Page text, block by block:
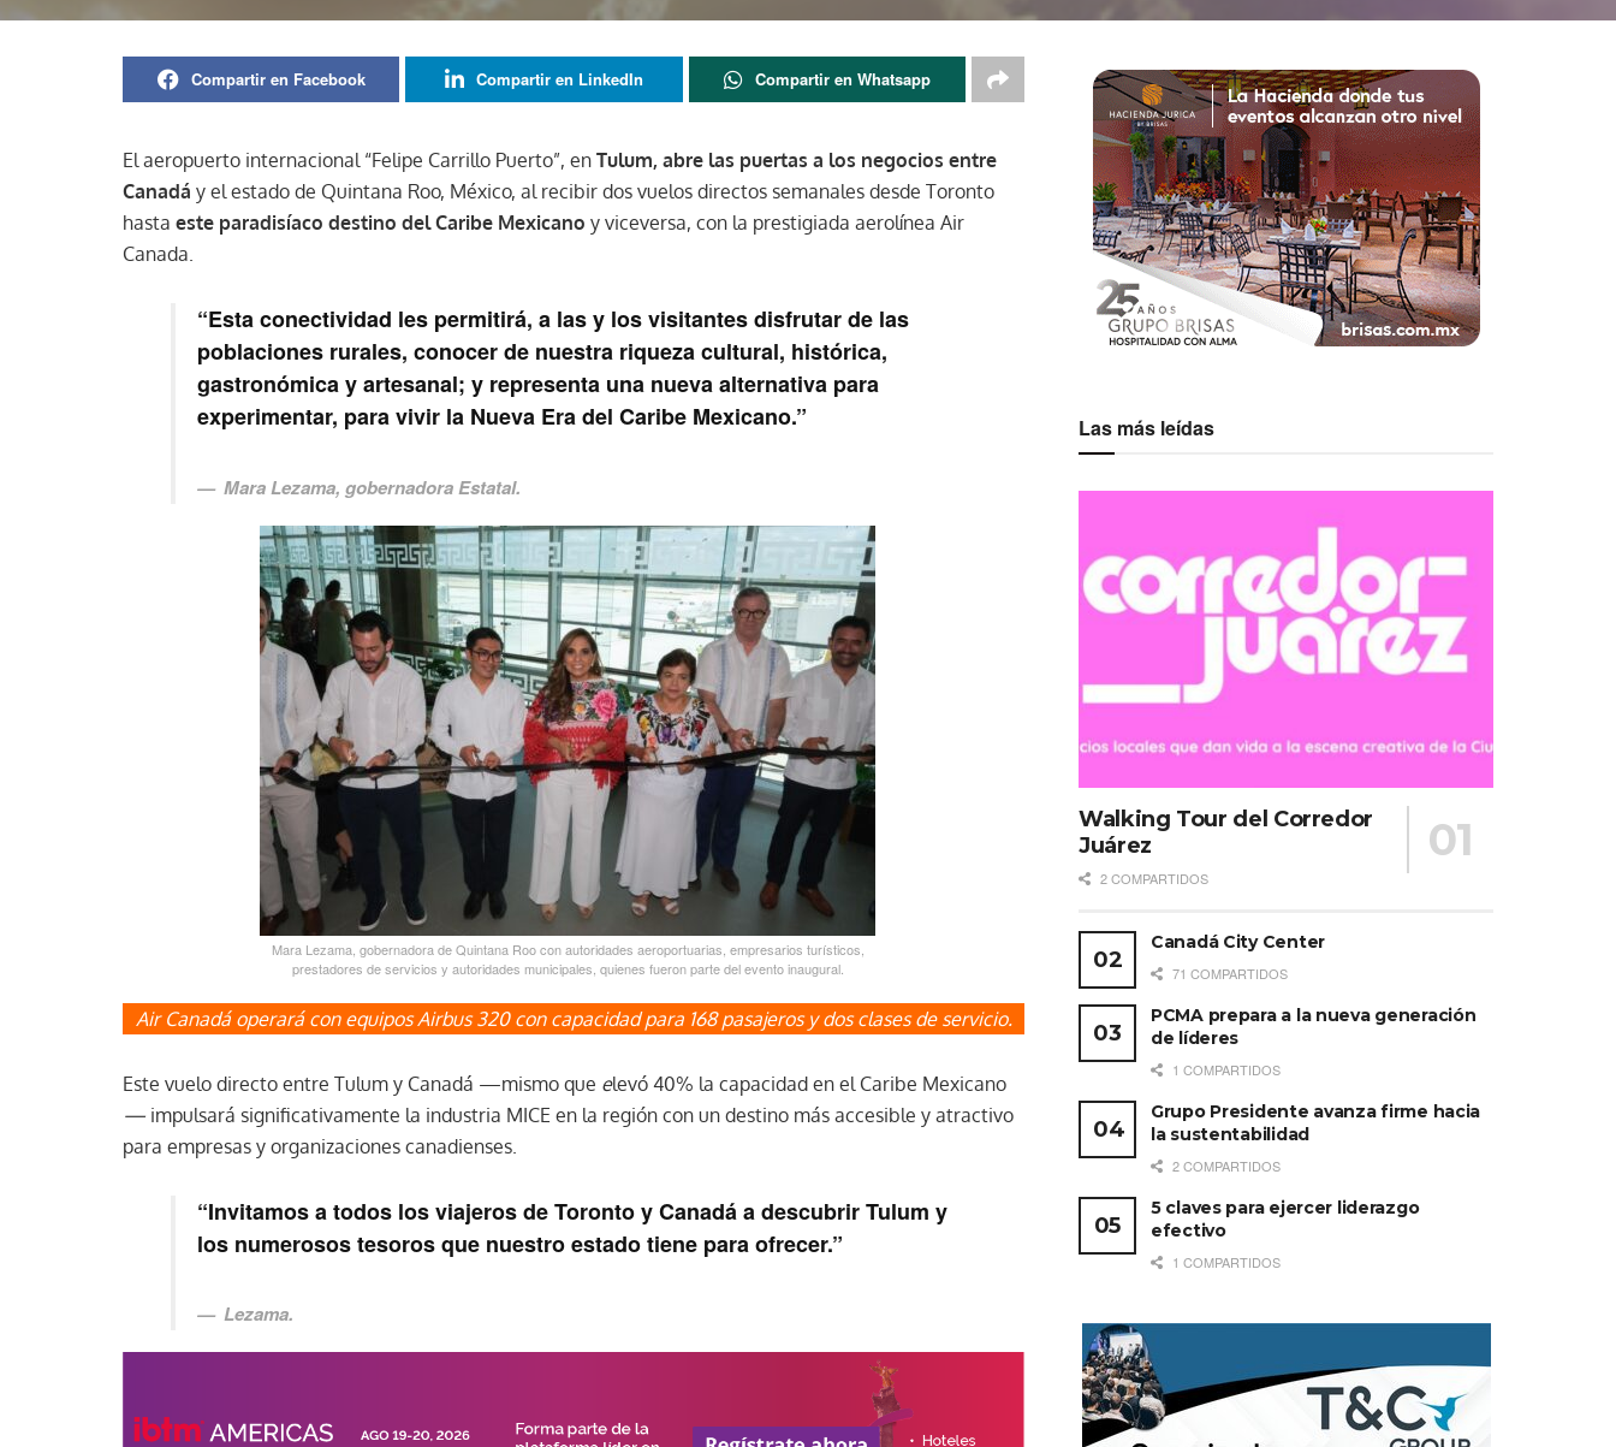
Compartir en Facebook Compartir en LinkedIn Compartir en Whatsapp
El aeropuerto internacional “Felipe Carrillo Puerto”, en Tulum, abre las puertas a los negocios entre
Canadá y el estado de Quintana Roo, México, al recibir dos vuelos directos semanales desde Toronto
hasta este paradisíaco destino del Caribe Mexicano y viceversa, con la prestigiada aerolínea Air
Canada.
“Esta conectividad les permitirá, a las y los visitantes disfrutar de las
poblaciones rurales, conocer de nuestra riqueza cultural, histórica,
gastronómica y artesanal; y representa una nueva alternativa para
experimentar, para vivir la Nueva Era del Caribe Mexicano.”
Mara Lezama, gobernadora Estatal.
Mara Lezama, gobernadora de Quintana Roo con autoridades aeroportuarias, empresarios turísticos,
prestadores de servicios y autoridades municipales, quienes fueron parte del evento inaugural.
Air Canadá operará con equipos Airbus 320 con capacidad para 168 pasajeros y dos clases de servicio.
Este vuelo directo entre Tulum y Canadá —mismo que elevó 40% la capacidad en el Caribe Mexicano
— impulsará significativamente la industria MICE en la región con un destino más accesible y atractivo
para empresas y organizaciones canadienses.
“Invitamos a todos los viajeros de Toronto y Canadá a descubrir Tulum y
los numerosos tesoros que nuestro estado tiene para ofrecer.”
Lezama.
Las más leídas
Walking Tour del Corredor
Juárez
2 COMPARTIDOS
Canadá City Center
71 COMPARTIDOS
PCMA prepara a la nueva generación
de líderes
1 COMPARTIDOS
Grupo Presidente avanza firme hacia
la sustentabilidad
2 COMPARTIDOS
5 claves para ejercer liderazgo
efectivo
1 COMPARTIDOS